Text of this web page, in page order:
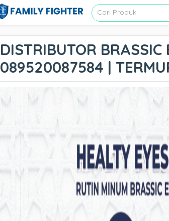
DISTRIBUTOR
089520087584 |